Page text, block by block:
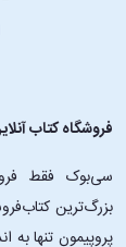
فروشگاه کتاب آنلاین
سی‌بوک فقط
بزرگ‌ترین